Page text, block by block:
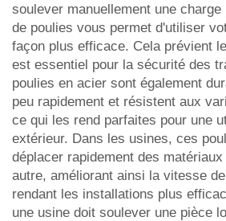
soulever manuellement une
de poulies vous permet d'utiliser
façon plus efficace. Cela prévient
est essentiel pour la sécurité des
poulies en acier sont également
peu rapidement et résistent aux
ce qui les rend parfaites pour une
extérieur. Dans les usines, ces
déplacer rapidement des matériaux
autre, améliorant ainsi la vitesse
rendant les installations plus
une usine doit soulever une pièce